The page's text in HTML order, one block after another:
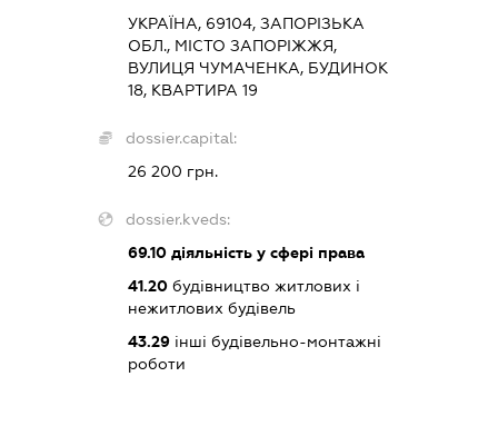
УКРАЇНА, 69104, ЗАПОРІЗЬКА
ОБЛ., МІСТО ЗАПОРІЖЖЯ,
ВУЛИЦЯ ЧУМАЧЕНКА, БУДИНОК
18, КВАРТИРА 19
dossier.capital:
26 200 грн.
dossier.kveds:
69.10діяльність у сфері права
41.20будівництво житлових і
нежитлових будівель
43.29інші будівельно-монтажні
роботи